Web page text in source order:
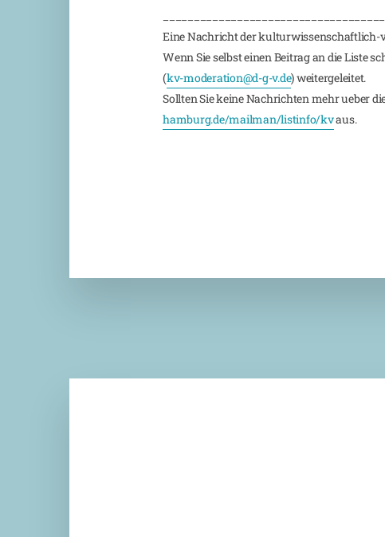
Eine Nachricht der
Wenn Sie selbst einen Beitrag an die Liste
(kv-moderation@d-g-v.de) weitergeleitet.
Sollten Sie keine Nachrichten mehr ueber
hamburg.de/mailman/listinfo/kvaus.